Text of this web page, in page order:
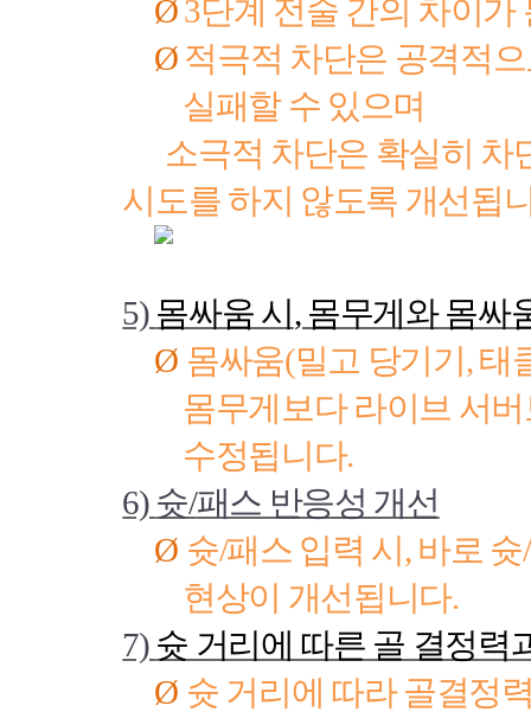
Ø3단계 전술 간의 차이
Ø 적극적 차단은 공격적
실패할 수 있으며
소극적 차단은 확실히 차
시도를 하지 않도록 개선됩
5) 몸싸움 시, 몸무게와 몸싸
Ø 몸싸움(밀고 당기기,태
몸무게보다 라이브 서
수정됩니다.
6) 슛/패스 반응성 개선
Ø 슛/패스 입력 시, 바로 슛/
현상이 개선됩니다.
7) 슛 거리에 따른 골 결정력
Ø 슛 거리에 따라 골결정